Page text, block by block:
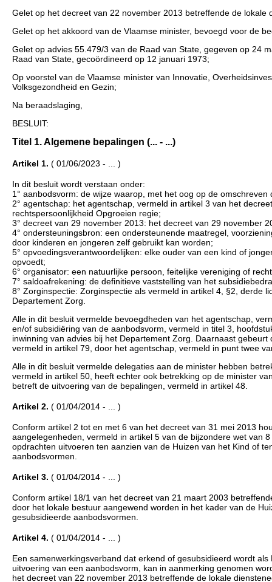
Gelet op het decreet van 22 november 2013 betreffende de lokale
Gelet op het akkoord van de Vlaamse minister, bevoegd voor de
Gelet op advies 55.479/3 van de Raad van State, gegeven op 24
Raad van State, gecoördineerd op 12 januari 1973;
Op voorstel van de Vlaamse minister van Innovatie,
Volksgezondheid en Gezin;
Na beraadslaging,
BESLUIT:
Titel 1. Algemene bepalingen (... - ...)
Artikel 1. ( 01/06/2023 - ... )
In dit besluit wordt verstaan onder:
1° aanbodsvorm: de wijze waarop, met het oog op de
2° agentschap: het agentschap, vermeld in artikel 3 van het
rechtspersoonlijkheid Opgroeien regie;
3° decreet van 29 november 2013: het decreet van 29 november
4° ondersteuningsbron: een ondersteunende maatregel,
door kinderen en jongeren zelf gebruikt kan worden;
5° opvoedingsverantwoordelijken: elke ouder van een kind of
opvoedt;
6° organisator: een natuurlijke persoon, feitelijke vereniging of
7° saldoafrekening: de definitieve vaststelling van het
8° Zorginspectie: Zorginspectie als vermeld in artikel 4, §2, derde
Departement Zorg.
Alle in dit besluit vermelde bevoegdheden van het agentschap,
en/of subsidiëring van de aanbodsvorm, vermeld in titel 3,
inwinning van advies bij het Departement Zorg. Daarnaast
vermeld in artikel 79, door het agentschap, vermeld in punt twee
Alle in dit besluit vermelde delegaties aan de minister hebben
vermeld in artikel 50, heeft echter ook betrekking op de minister
betreft de uitvoering van de bepalingen, vermeld in artikel 48.
Artikel 2. ( 01/04/2014 - ... )
Conform artikel 2 tot en met 6 van het decreet van 31 mei 2013
aangelegenheden, vermeld in artikel 5 van de bijzondere wet van
opdrachten uitvoeren ten aanzien van de Huizen van het Kind of
aanbodsvormen.
Artikel 3. ( 01/04/2014 - ... )
Conform artikel 18/1 van het decreet van 21 maart 2003
door het lokale bestuur aangewend worden in het kader van de
gesubsidieerde aanbodsvormen.
Artikel 4. ( 01/04/2014 - ... )
Een samenwerkingsverband dat erkend of gesubsidieerd wordt
uitvoering van een aanbodsvorm, kan in aanmerking genomen
het decreet van 22 november 2013 betreffende de lokale